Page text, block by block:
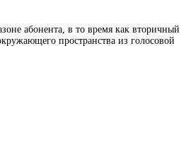
абонента в то время как вторичный
пространства из голосовой